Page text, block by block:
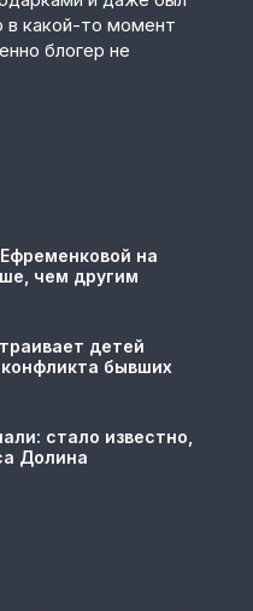
в какой-то момент
блогер не
на
чем другим
детей
бывших
стало известно,
Долина